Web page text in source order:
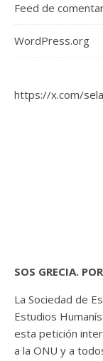
Feed de
WordPress.org
https://x.com/
SOS GRECIA.
La Sociedad de
Estudios
esta petición
a la ONU y a